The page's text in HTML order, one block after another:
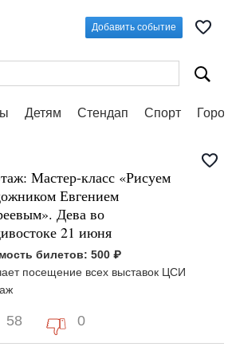
Добавить событие
Детям Стендап Спорт
Мастер-класс «Рисуем
Евгением
Дева во
21 июня
билетов: 500 ₽
посещение всех выставок ЦСИ
58 0